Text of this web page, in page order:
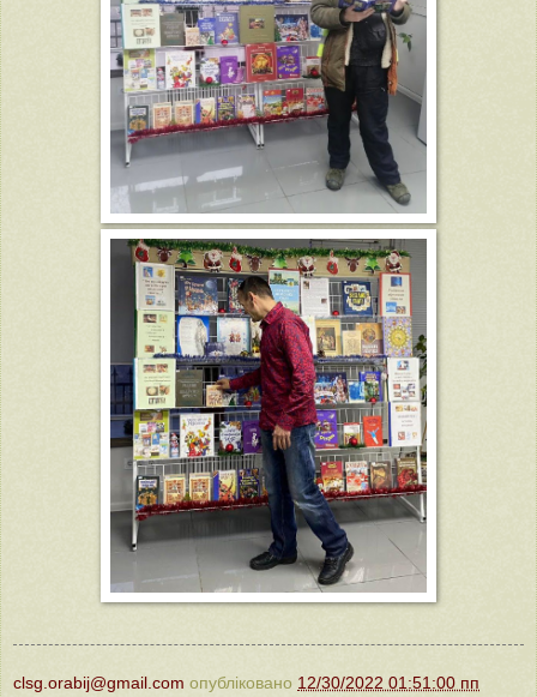
clsg.orabij@gmail.com опубліковано 12/30/2022 01:51:00 пп